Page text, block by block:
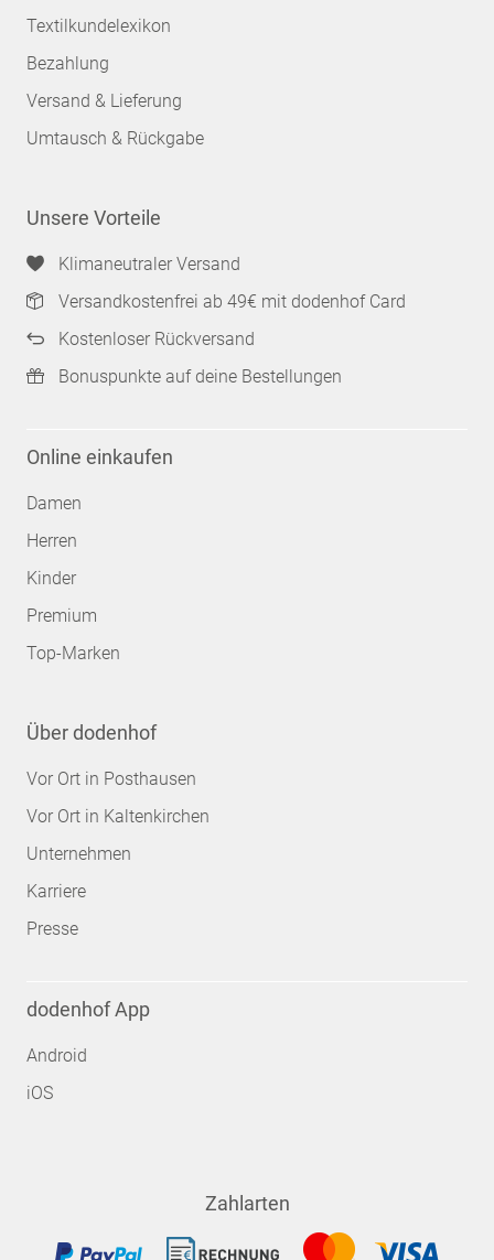
Textilkundelexikon
Bezahlung
Versand & Lieferung
Umtausch & Rückgabe
Unsere Vorteile
Klimaneutraler Versand
Versandkostenfrei ab 49€ mit dodenhof Card
Kostenloser Rückversand
Bonuspunkte auf deine Bestellungen
Online einkaufen
Damen
Herren
Kinder
Premium
Top-Marken
Über dodenhof
Vor Ort in Posthausen
Vor Ort in Kaltenkirchen
Unternehmen
Karriere
Presse
dodenhof App
Android
iOS
Zahlarten